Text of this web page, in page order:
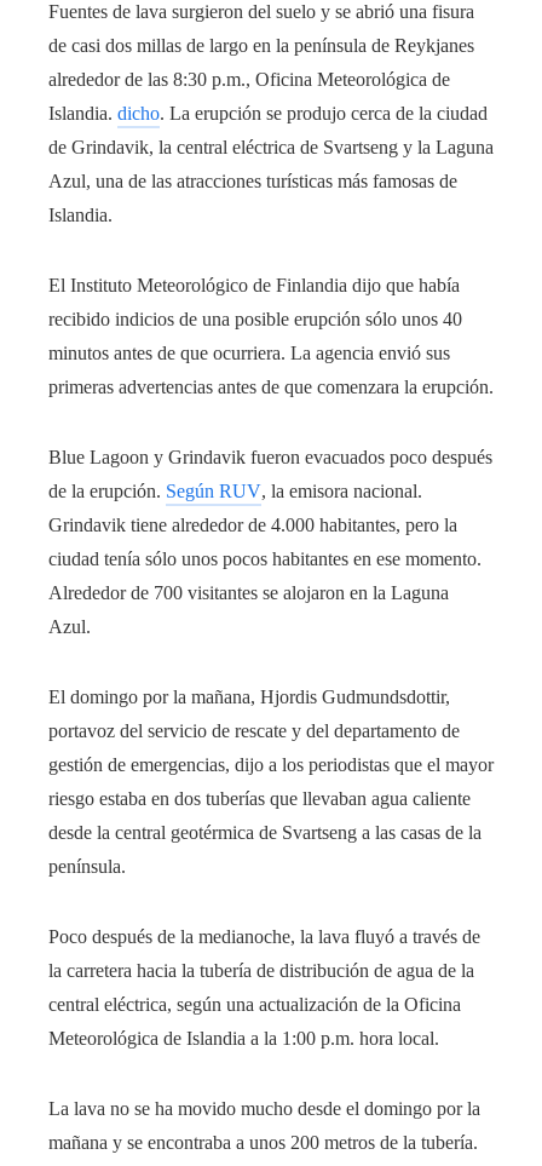
Fuentes de lava surgieron del suelo y se abrió una fisura
de casi dos millas de largo en la península de Reykjanes
alrededor de las 8:30 p.m., Oficina Meteorológica de
Islandia. dicho. La erupción se produjo cerca de la ciudad
de Grindavik, la central eléctrica de Svartseng y la Laguna
Azul, una de las atracciones turísticas más famosas de
Islandia.
El Instituto Meteorológico de Finlandia dijo que había
recibido indicios de una posible erupción sólo unos 40
minutos antes de que ocurriera. La agencia envió sus
primeras advertencias antes de que comenzara la erupción.
Blue Lagoon y Grindavik fueron evacuados poco después
de la erupción. Según RUV, la emisora ​​​​nacional.
Grindavik tiene alrededor de 4.000 habitantes, pero la
ciudad tenía sólo unos pocos habitantes en ese momento.
Alrededor de 700 visitantes se alojaron en la Laguna
Azul.
El domingo por la mañana, Hjordis Gudmundsdottir,
portavoz del servicio de rescate y del departamento de
gestión de emergencias, dijo a los periodistas que el mayor
riesgo estaba en dos tuberías que llevaban agua caliente
desde la central geotérmica de Svartseng a las casas de la
península.
Poco después de la medianoche, la lava fluyó a través de
la carretera hacia la tubería de distribución de agua de la
central eléctrica, según una actualización de la Oficina
Meteorológica de Islandia a la 1:00 p.m. hora local.
La lava no se ha movido mucho desde el domingo por la
mañana y se encontraba a unos 200 metros de la tubería.